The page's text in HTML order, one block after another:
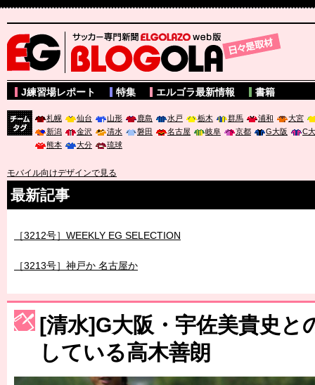
サッカー専門新聞ELGOLAZO web版 BLOGOLA
J練習場レポート 特集 エルゴラ最新情報 書籍
札幌 仙台 山形 鹿島 水戸 栃木 群馬 浦和
大宮
新潟
金沢 清水 磐田 名古屋 岐阜 京都 G大阪
C
熊本
大分 琉球
モバイル向けデザインで見る
最新記事
［3214号］WEST制覇
［3215号］WEEKLY EG SELECTION
［3216号］行く末占うラストワン
[清水]G大阪・宇佐美貴史と
している高木善朗